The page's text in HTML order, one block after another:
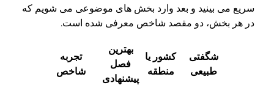
سریع می بینید و بعد وارد بخش های موضوعی می شویم که
در هر بخش، دو مقصد شاخص معرفی شده است.
شگفتی
طبیعی
کشور یا
منطقه
بهترین
فصل
پیشنهادی
تجربه
شاخص